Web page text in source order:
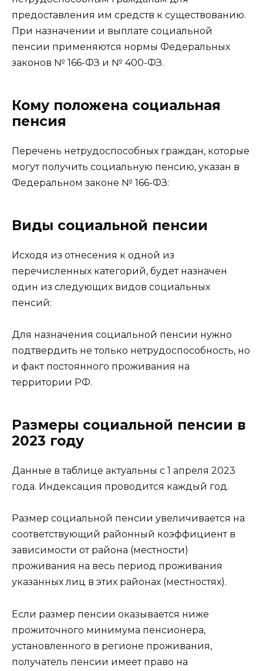
предоставления им средств к существованию.
При назначении и выплате социальной
пенсии применяются нормы Федеральных
законов № 166-ФЗ и № 400-ФЗ.
Кому положена социальная
пенсия
Перечень нетрудоспособных граждан, которые
могут получить социальную пенсию, указан в
Федеральном законе № 166-ФЗ:
Виды социальной пенсии
Исходя из отнесения к одной из
перечисленных категорий, будет назначен
один из следующих видов социальных
пенсий:
Для назначения социальной пенсии нужно
подтвердить не только нетрудоспособность, но
и факт постоянного проживания на
территории РФ.
Размеры социальной пенсии в
2023 году
Данные в таблице актуальны с 1 апреля 2023
года. Индексация проводится каждый год.
Размер социальной пенсии увеличивается на
соответствующий районный коэффициент в
зависимости от района (местности)
проживания на весь период проживания
указанных лиц в этих районах (местностях).
Если размер пенсии оказывается ниже
прожиточного минимума пенсионера,
установленного в регионе проживания,
получатель пенсии имеет право на